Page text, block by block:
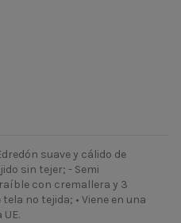
suave y cálido de
sin tejer; - Semi
con cremallera y 3
no tejida; • Viene en una